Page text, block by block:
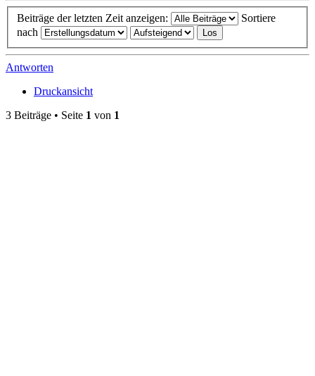
Beiträge der letzten Zeit anzeigen:
Sortiere
nach
Antworten
Druckansicht
3 Beiträge • Seite 1 von 1